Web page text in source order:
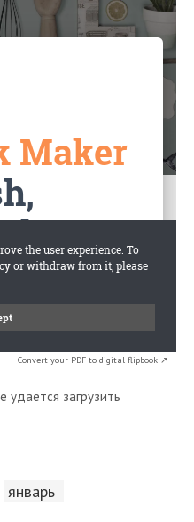
Convert your PDF to digital flipbook ↗
удаётся загрузить
январь